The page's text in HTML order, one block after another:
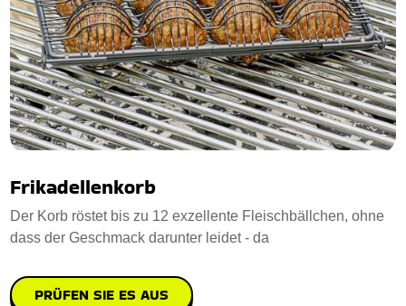
Frikadellenkorb
Der Korb röstet bis zu 12 exzellente Fleischbällchen, ohne
dass der Geschmack darunter leidet - da
PRÜFEN SIE ES AUS